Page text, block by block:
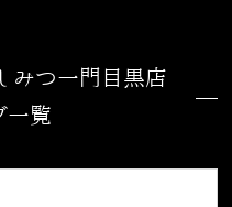
みつ一門目黒店
一覧